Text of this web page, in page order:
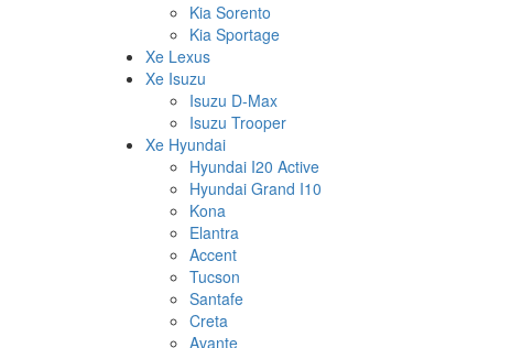
Kia Sorento
Kia Sportage
Xe Lexus
Xe Isuzu
Isuzu D-Max
Isuzu Trooper
Xe Hyundai
Hyundai I20 Active
Hyundai Grand I10
Kona
Elantra
Accent
Tucson
Santafe
Creta
Avante